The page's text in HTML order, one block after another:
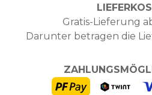
Gratis-Lieferung
Darunter betragen die